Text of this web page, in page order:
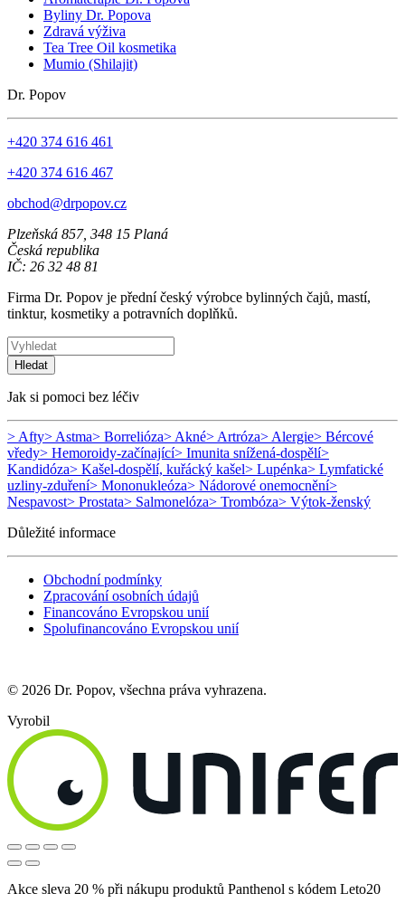
Byliny Dr. Popova
Zdravá výživa
Tea Tree Oil kosmetika
Mumio (Shilajit)
Dr. Popov
+420 374 616 461
+420 374 616 467
obchod@drpopov.cz
Plzeňská 857, 348 15 Planá
Česká republika
IČ: 26 32 48 81
Firma Dr. Popov je přední český výrobce bylinných čajů, mastí,
tinktur, kosmetiky a potravních doplňků.
Hledat
Jak si pomoci bez léčiv
> Afty> Astma> Borrelióza> Akné> Artróza> Alergie> Bércové
vředy> Hemoroidy-začínající> Imunita snížená-dospělí>
Kandidóza> Kašel-dospělí, kuřácký kašel> Lupénka> Lymfatické
uzliny-zduření> Mononukleóza> Nádorové onemocnění>
Nespavost> Prostata> Salmonelóza> Trombóza> Výtok-ženský
Důležité informace
Obchodní podmínky
Zpracování osobních údajů
Financováno Evropskou unií
Spolufinancováno Evropskou unií
© 2026 Dr. Popov, všechna práva vyhrazena.
Vyrobil
Akce sleva 20 % při nákupu produktů Panthenol s kódem Leto20